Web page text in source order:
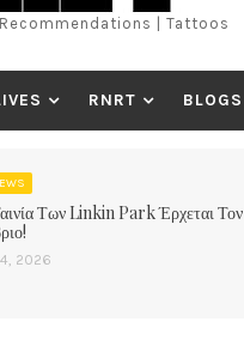
| Tattoos
RNRT BLOGS
Των Linkin Park Έρχεται Τον
2026